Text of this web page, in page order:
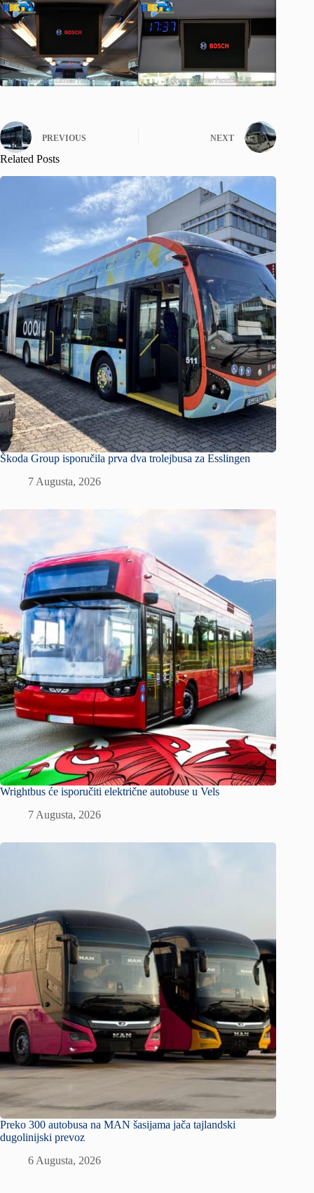
PREVIOUS NEXT
Related Posts
Škoda Group isporučila prva dva trolejbusa za Esslingen
7 Augusta, 2026
Wrightbus će isporučiti električne autobuse u Vels
7 Augusta, 2026
Preko 300 autobusa na MAN šasijama jača tajlandski
dugolinijski prevoz
6 Augusta, 2026